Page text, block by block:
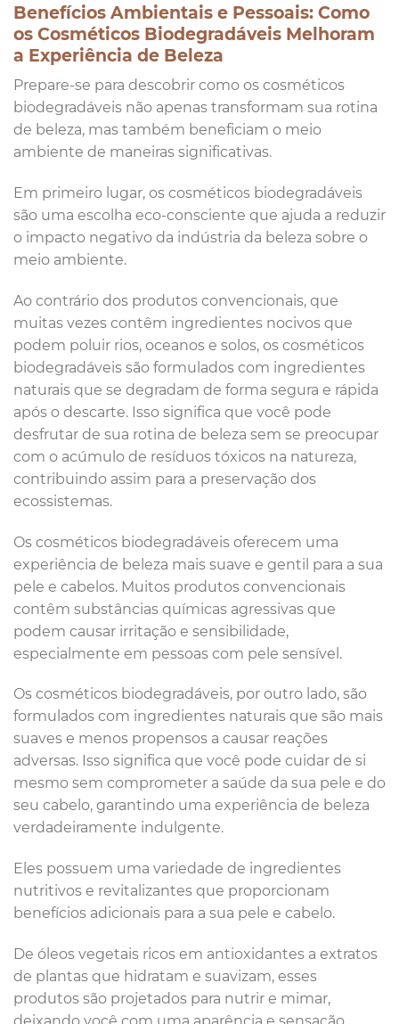
Benefícios Ambientais e Pessoais: Como
os Cosméticos Biodegradáveis Melhoram
a Experiência de Beleza
Prepare-se para descobrir como os cosméticos
biodegradáveis não apenas transformam sua rotina
de beleza, mas também beneficiam o meio
ambiente de maneiras significativas.
Em primeiro lugar, os cosméticos biodegradáveis
são uma escolha eco-consciente que ajuda a reduzir
o impacto negativo da indústria da beleza sobre o
meio ambiente.
Ao contrário dos produtos convencionais, que
muitas vezes contêm ingredientes nocivos que
podem poluir rios, oceanos e solos, os cosméticos
biodegradáveis são formulados com ingredientes
naturais que se degradam de forma segura e rápida
após o descarte. Isso significa que você pode
desfrutar de sua rotina de beleza sem se preocupar
com o acúmulo de resíduos tóxicos na natureza,
contribuindo assim para a preservação dos
ecossistemas.
Os cosméticos biodegradáveis oferecem uma
experiência de beleza mais suave e gentil para a sua
pele e cabelos. Muitos produtos convencionais
contêm substâncias químicas agressivas que
podem causar irritação e sensibilidade,
especialmente em pessoas com pele sensível.
Os cosméticos biodegradáveis, por outro lado, são
formulados com ingredientes naturais que são mais
suaves e menos propensos a causar reações
adversas. Isso significa que você pode cuidar de si
mesmo sem comprometer a saúde da sua pele e do
seu cabelo, garantindo uma experiência de beleza
verdadeiramente indulgente.
Eles possuem uma variedade de ingredientes
nutritivos e revitalizantes que proporcionam
benefícios adicionais para a sua pele e cabelo.
De óleos vegetais ricos em antioxidantes a extratos
de plantas que hidratam e suavizam, esses
produtos são projetados para nutrir e mimar,